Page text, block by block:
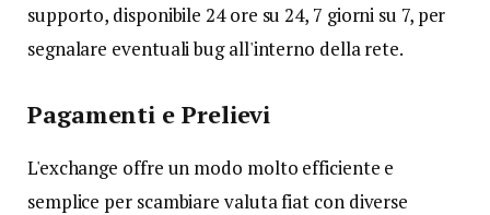
supporto, disponibile 24 ore su 24, 7 giorni su 7, per
segnalare eventuali bug all'interno della rete.
Pagamenti e Prelievi
L'exchange offre un modo molto efficiente e
semplice per scambiare valuta fiat con diverse